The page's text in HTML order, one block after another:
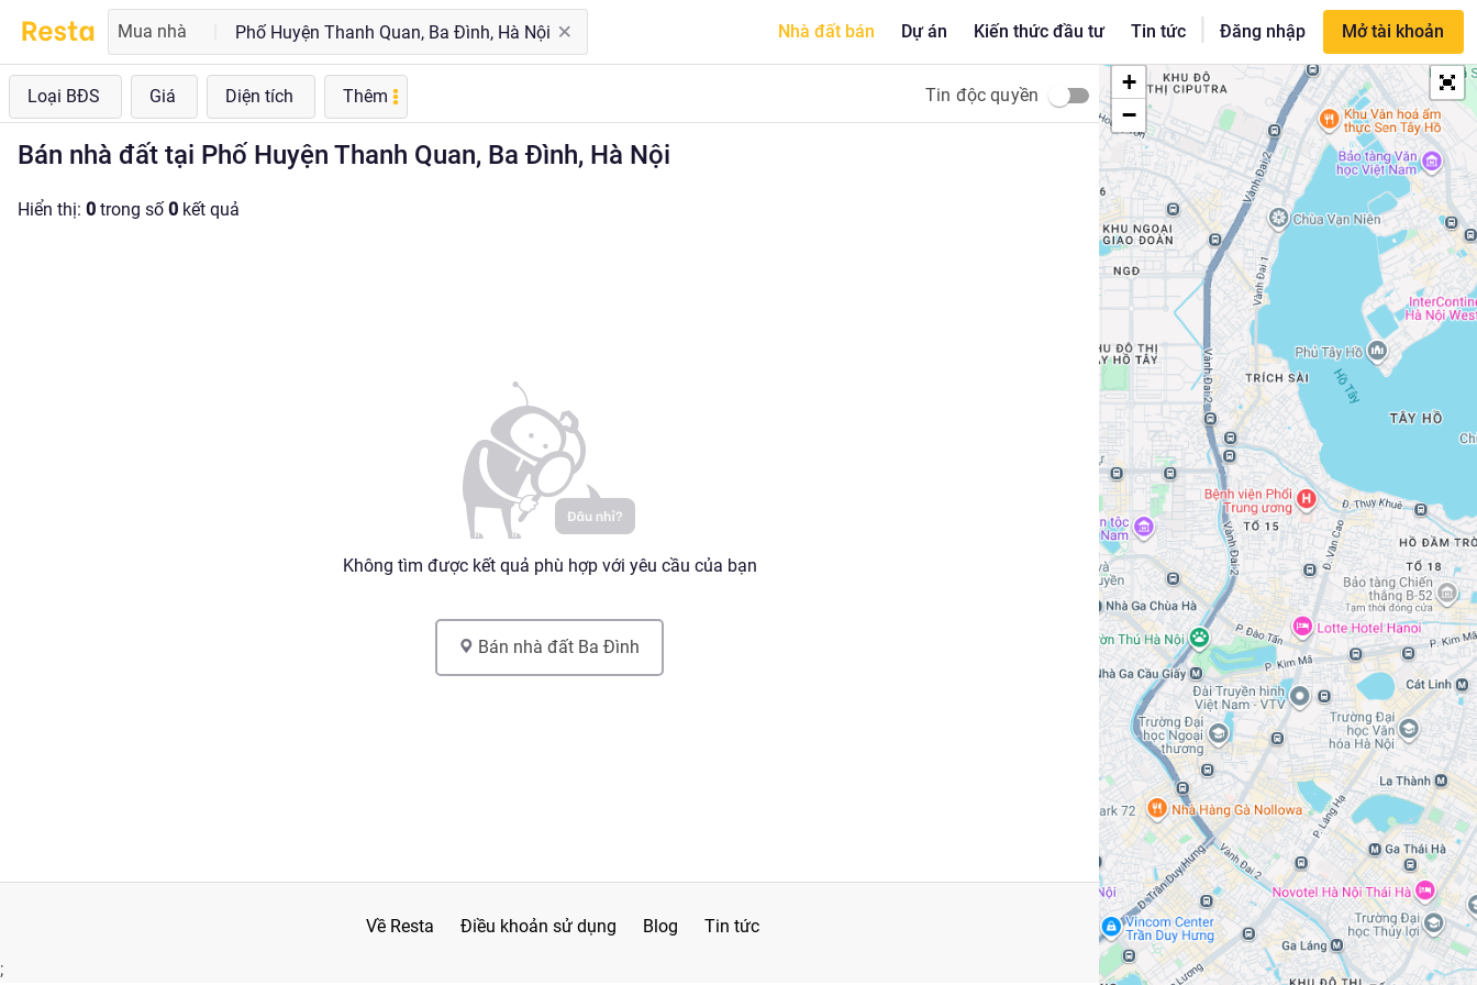
Mua nhà Nhà đất bán Dự án Kiến thức đầu tư Tin tức | Đăng nhập Mở tài khoản
Loại BĐS Giá Diện tích Thêm Tin độc quyền
Bán nhà đất tại Phố Huyện Thanh Quan, Ba Đình, Hà Nội
Hiển thị: 0 trong số0 kết quả
Không tìm được kết quả phù hợp với yêu cầu của bạn
Bán nhà đất Ba Đình
Về Resta Điều khoản sử dụng Blog Tin tức
+
−
;